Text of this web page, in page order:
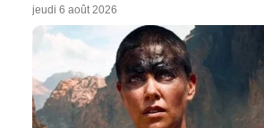
jeudi 6 août 2026